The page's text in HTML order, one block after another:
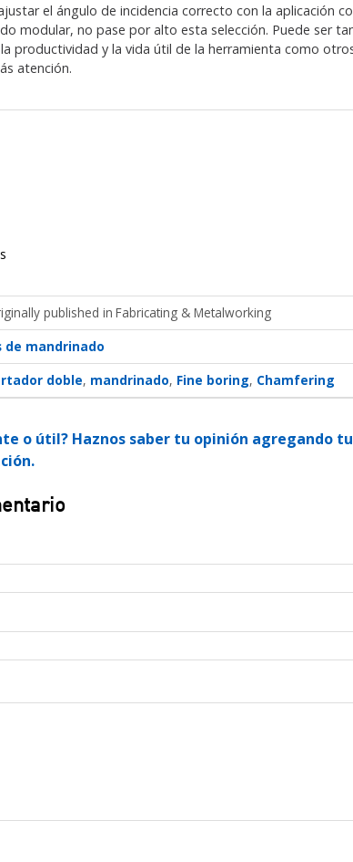
el ángulo de incidencia correcto con la aplicación
modular, no pase por alto esta selección. Puede ser
productividad y la vida útil de la herramienta como
atención.
published in Fabricating & Metalworking
de mandrinado
doble mandrinado Fine boring Chamfering
o útil? Haznos saber tu opinión agregando